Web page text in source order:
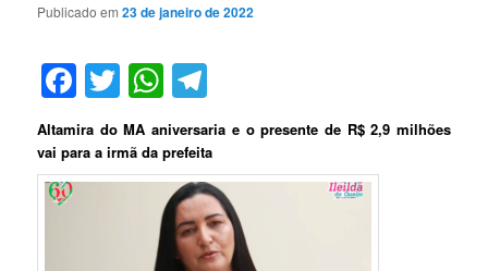
Publicado em23 de janeiro de 2022
Facebook
TwitterWhatsApp
Altamira do MA aniversaria e o presente de R$ 2,9 milhões
vai para a irmã da prefeita